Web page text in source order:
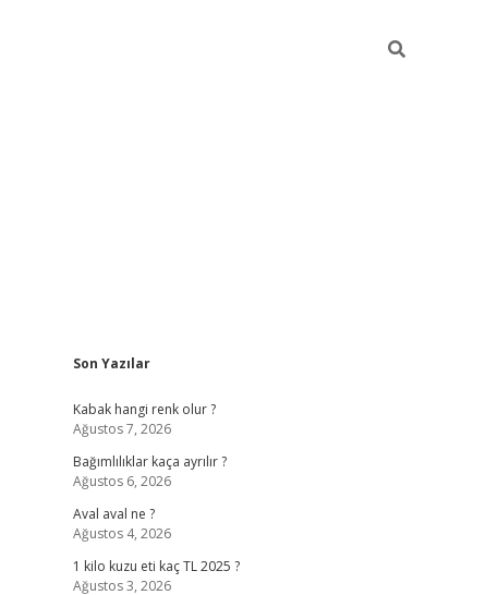
Sidebar
Son Yazılar
Kabak hangi renk olur ?
Ağustos 7, 2026
Bağımlılıklar kaça ayrılır ?
Ağustos 6, 2026
Aval aval ne ?
Ağustos 4, 2026
1 kilo kuzu eti kaç TL 2025 ?
Ağustos 3, 2026